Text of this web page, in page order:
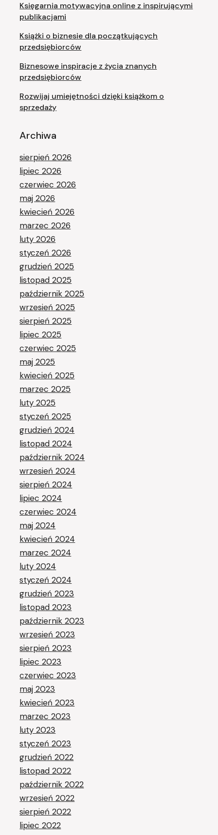
Księgarnia motywacyjna online z inspirującymi
publikacjami
Książki o biznesie dla początkujących
przedsiębiorców
Biznesowe inspiracje z życia znanych
przedsiębiorców
Rozwijaj umiejętności dzięki książkom o
sprzedaży
Archiwa
sierpień 2026
lipiec 2026
czerwiec 2026
maj 2026
kwiecień 2026
marzec 2026
luty 2026
styczeń 2026
grudzień 2025
listopad 2025
październik 2025
wrzesień 2025
sierpień 2025
lipiec 2025
czerwiec 2025
maj 2025
kwiecień 2025
marzec 2025
luty 2025
styczeń 2025
grudzień 2024
listopad 2024
październik 2024
wrzesień 2024
sierpień 2024
lipiec 2024
czerwiec 2024
maj 2024
kwiecień 2024
marzec 2024
luty 2024
styczeń 2024
grudzień 2023
listopad 2023
październik 2023
wrzesień 2023
sierpień 2023
lipiec 2023
czerwiec 2023
maj 2023
kwiecień 2023
marzec 2023
luty 2023
styczeń 2023
grudzień 2022
listopad 2022
październik 2022
wrzesień 2022
sierpień 2022
lipiec 2022